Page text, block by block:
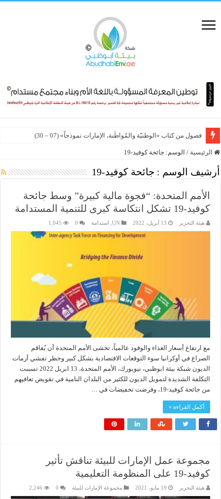
فصول من كتاب «الوطنيّة والمُواطَنة، الإمارات نموذجاً» (07 – 30)
الرئيسية / الوسم: جائحة كوفيد-19
أرشيف الوسم : جائحة كوفيد-19
الأمم المتحدة: “فجوة مالية كبيرة” وسط جائحة
كوفيد-19 تشكل انتكاسة كبرى للتنمية المستدامة
هيئة التحرير 13 أبريل، 2022 UN
, استدامة 0
1,045
مع ارتفاع أسعار الغذاء والوقود عالمياً، تخشى الأمم المتحدة أن يُفاقم
الصراع في أوكرانيا سوء التوقعات الاقتصادية بشكل كبير وخطر تفشي أزمات
الديون شبكة بيئة ابوظبي، نيويورك، الأمم المتحدة، 13 ابريل 2022 تسببت
التكلفة الشديدة لتمويل الديون للكثير من البلدان النامية في تقويض تعافيهم
من جائحة كوفيد-19، وفرضت تخفيضات في …
أكمل القراءة »
مجموعة عمل الإمارات للبيئة تناقش تأثير
كوفيد-19 على المنظومة التعليمية
هيئة التحرير 19 مايو، 2021 مجموعة الإمارات للبيئة 0
2,246